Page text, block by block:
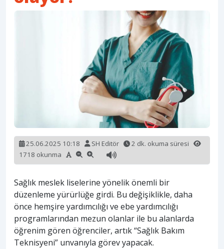
25.06.2025 10:18 SH Editör
2 dk. okuma süresi
1718 okunma
Sağlık meslek liselerine yönelik önemli bir
düzenleme yürürlüğe girdi. Bu değişiklikle, daha
önce hemşire yardımcılığı ve ebe yardımcılığı
programlarından mezun olanlar ile bu alanlarda
öğrenim gören öğrenciler, artık “Sağlık Bakım
Teknisyeni” unvanıyla görev yapacak.